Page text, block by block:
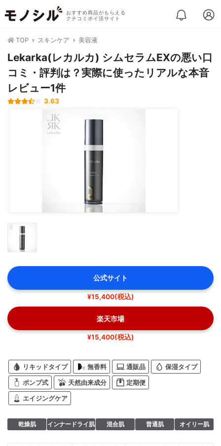
おすすめ商品がもらえる
クチコミポイ活サイト
TOP スキンケア 美容液
Lekarka(レカルカ) シムセラムEXの悪い口
コミ・評判は？実際に使ったリアルな本音
レビュー1件
3.63
公式サイト
¥15,400(税込)
楽天市場
¥15,400(税込)
リキッドタイプ 無香料 通販品 保湿タイプ
ポンプ式 天然由来成分 定期便
エイジングケア
乾燥肌 インナードライ肌 混合肌 普通肌 オイリー肌